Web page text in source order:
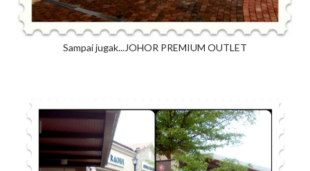
Sampai jugak...JOHOR PREMIUM OUTLET